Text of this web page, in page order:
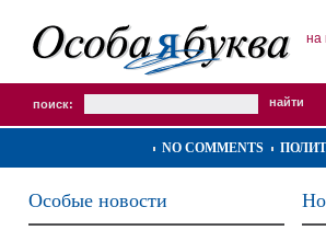
на
поиск:
NO COMMENTS
Особые новости